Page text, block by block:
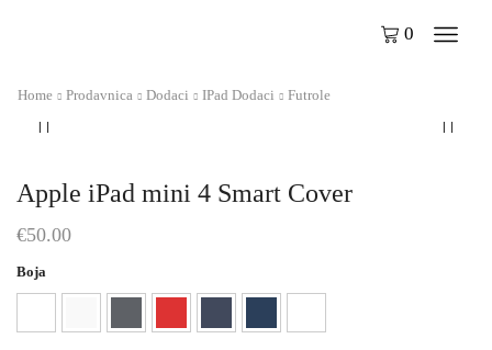
0
Home Prodavnica Dodaci IPad Dodaci Futrole
Apple iPad mini 4 Smart Cover
€50.00
Boja